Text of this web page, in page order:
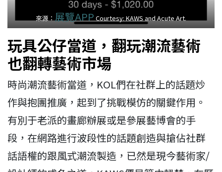
來源： 展覽APP Courtesy: KAWS and Acute Art.
玩具公仔當道，翻玩潮流藝術
也翻轉藝術市場
時尚潮流藝術當道，KOL們在社群上的話題炒
作與抱團推廣，起到了挑戰模仿的關鍵作用。
有別于老派的畫廊辦展或是參展藝博會的手
段，在網路進行波段性的話題創造與搶佔社群
話語權的跟風式潮流製造，已然是現今藝術家/